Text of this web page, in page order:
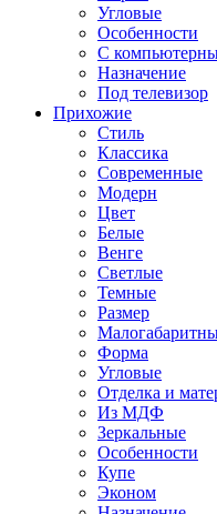
Угловые
Особенности
С
Назначение
Под телевизор
Прихожие
Стиль
Классика
Современные
Модерн
Цвет
Белые
Венге
Светлые
Темные
Размер
Форма
Угловые
Отделка и
Из МДФ
Зеркальные
Особенности
Купе
Эконом